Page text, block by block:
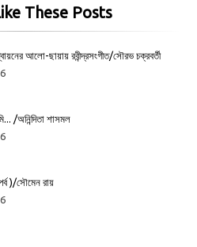
These Posts
আলো-ছায়ায় রবীন্দ্রসংগীত/সৌরভ চক্রবর্তী
/অনিন্দিতা শাসমল
)/সৌমেন রায়